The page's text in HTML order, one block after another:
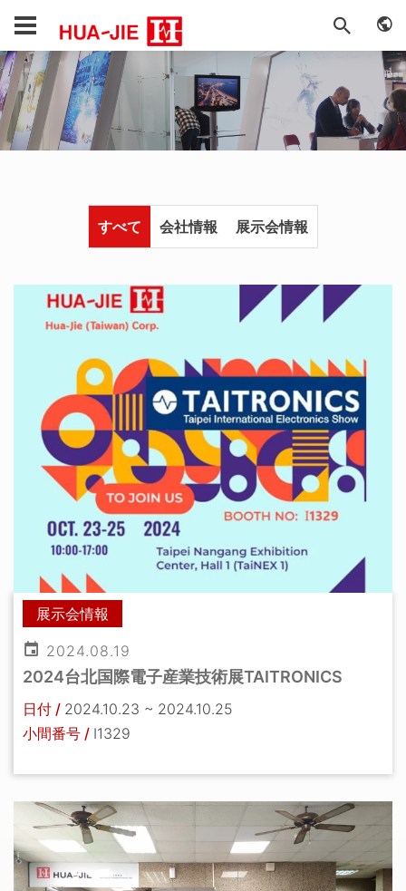
すべて 会社情報 展示会情報
展示会情報
2024.08.19
2024台北国際電子産業技術展TAITRONICS
日付 / 2024.10.23 ~ 2024.10.25
小間番号 / I1329